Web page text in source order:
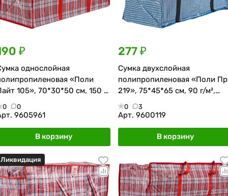
₽
однослойная
«Поли
105», 70*30*50 см, 150 г/
красно-синяя
0 0
9605961
В корзину
277 ₽
Сумка двухслойная
полипропиленовая «Поли
219», 75*45*65 см, 90 г/м²,
сине-чёрная
0 3
Арт. 9600119
В корзину
Ликвидация